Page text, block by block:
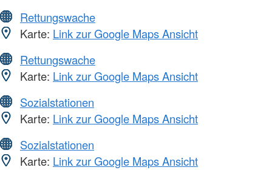
Rettungswache
Karte: Link zur Google Maps Ansicht
Rettungswache
Karte: Link zur Google Maps Ansicht
Sozialstationen
Karte: Link zur Google Maps Ansicht
Sozialstationen
Karte: Link zur Google Maps Ansicht